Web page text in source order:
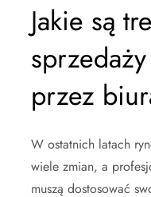
Jakie są
przez
W ostatnich latach
wiele zmian, a
muszą dostosować